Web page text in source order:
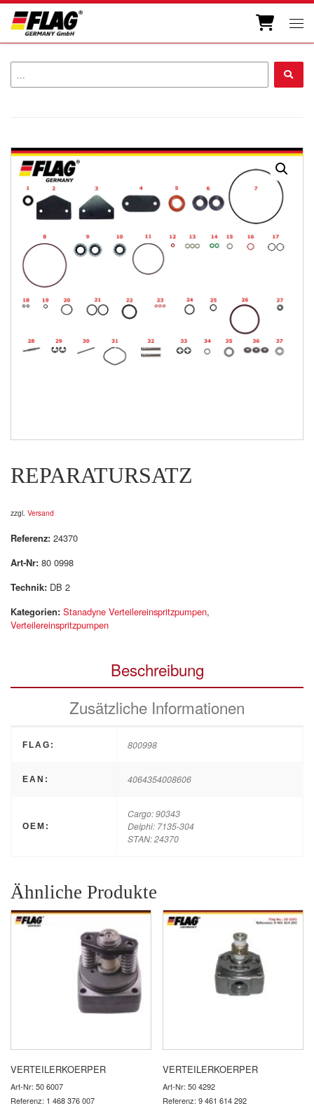
Zum Inhalt springen
REPARATURSATZ
zzgl. Versand
Referenz: 24370
Art-Nr: 80 0998
Technik: DB 2
Kategorien: Stanadyne Verteilereinspritzpumpen,
Verteilereinspritzpumpen
Beschreibung
Zusätzliche Informationen
FLAG: 800998
EAN: 4064354008606
OEM:
Cargo: 90343
Delphi: 7135-304
STAN: 24370
Ähnliche Produkte
VERTEILERKOERPER
Art-Nr: 50 6007
Referenz: 1 468 376 007
VERTEILERKOERPER
Art-Nr: 50 4292
Referenz: 9 461 614 292